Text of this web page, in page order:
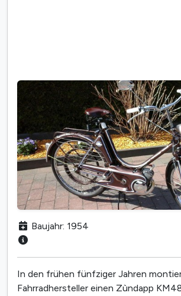
Baujahr: 1954
In den frühen fünfziger Jahren
Fahrradhersteller einen Zùndapp